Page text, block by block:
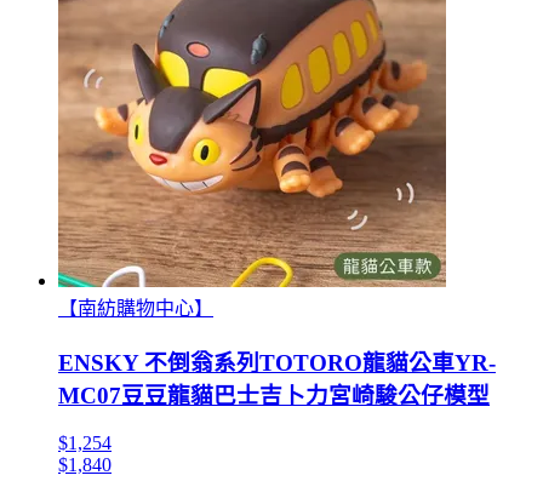
【南紡購物中心】
ENSKY 不倒翁系列TOTORO龍貓公車YR-
MC07豆豆龍貓巴士吉卜力宮崎駿公仔模型
$1,254
$1,840